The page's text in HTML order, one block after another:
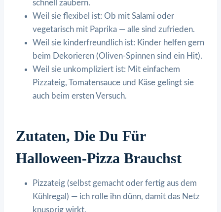
schnell zaubern.
Weil sie flexibel ist: Ob mit Salami oder
vegetarisch mit Paprika — alle sind zufrieden.
Weil sie kinderfreundlich ist: Kinder helfen gern
beim Dekorieren (Oliven-Spinnen sind ein Hit).
Weil sie unkompliziert ist: Mit einfachem
Pizzateig, Tomatensauce und Käse gelingt sie
auch beim ersten Versuch.
Zutaten, Die Du Für
Halloween-Pizza Brauchst
Pizzateig (selbst gemacht oder fertig aus dem
Kühlregal) — ich rolle ihn dünn, damit das Netz
knusprig wirkt.